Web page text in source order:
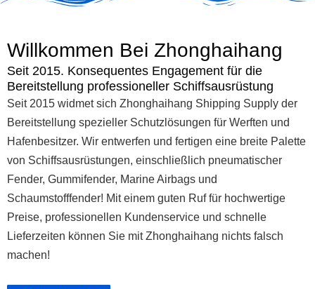
Willkommen Bei Zhonghaihang
Seit 2015. Konsequentes Engagement für die
Bereitstellung professioneller Schiffsausrüstung
Seit 2015 widmet sich Zhonghaihang Shipping Supply der
Bereitstellung spezieller Schutzlösungen für Werften und
Hafenbesitzer. Wir entwerfen und fertigen eine breite Palette
von Schiffsausrüstungen, einschließlich pneumatischer
Fender, Gummifender, Marine Airbags und
Schaumstofffender! Mit einem guten Ruf für hochwertige
Preise, professionellen Kundenservice und schnelle
Lieferzeiten können Sie mit Zhonghaihang nichts falsch
machen!